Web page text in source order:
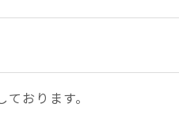
おります。